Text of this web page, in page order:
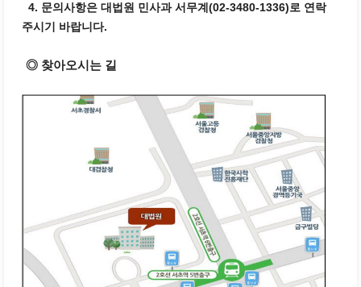
4. 문의사항은 대법원 민사과 서무계(02-3480-1336)로 연락
주시기 바랍니다.
◎ 찾아오시는 길